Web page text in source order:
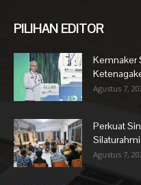
PILIHAN EDITOR
Kemnaker
Agustus 7,
Perkuat
Agustus 7,